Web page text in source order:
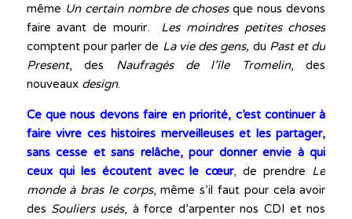
même Un certain nombre de chosesque nous devons
faire avant de mourir. Les moindres petites choses
comptent pour parler de La vie des gens, du Past et du
Present, des Naufragés de l’île Tromelin, des
nouveaux design.
Ce que nous devons faire en priorité, c’est continuer à
faire vivre ces histoires merveilleuses et les partager,
sans cesse et sans relâche, pour donner envie à qui
ceux qui les écoutent avec le cœur,de prendre Le
monde à bras le corps, même s’il faut pour cela avoir
des Souliers usés, à force d’arpenter nos CDI et nos